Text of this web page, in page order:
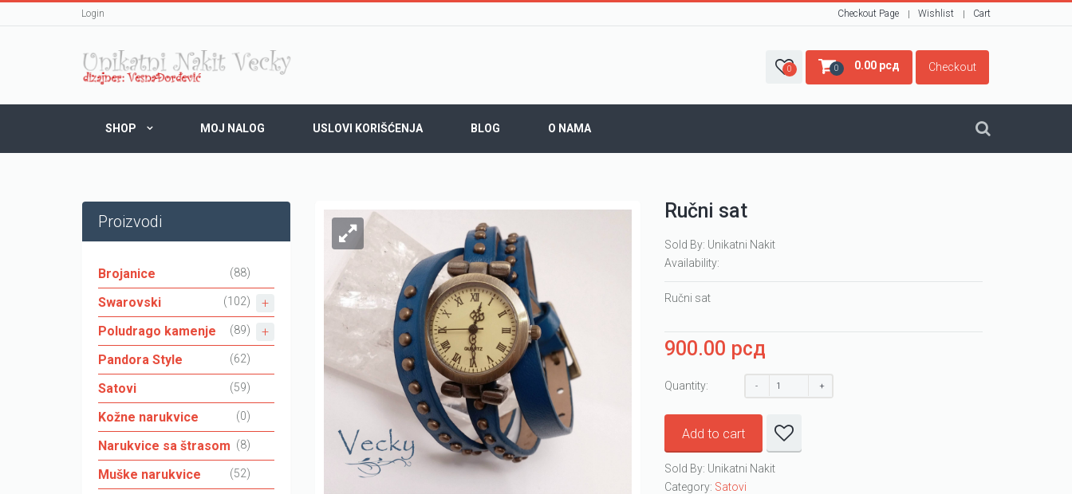
Login Checkout Page Wishlist Cart
0 0 0.00 рсд Checkout
SHOP MOJ NALOG USLOVI KORIŠĆENJA BLOG O NAMA
Proizvodi
Brojanice (88)
Swarovski (102)
Poludrago kamenje (89)
Pandora Style (62)
Satovi (59)
Kožne narukvice (0)
Narukvice sa štrasom (8)
Muške narukvice (52)
Ručni sat
Sold By: Unikatni Nakit
Availability:
Ručni sat
900.00 рсд
Quantity:
Add to cart
Sold By: Unikatni Nakit
Category: Satovi